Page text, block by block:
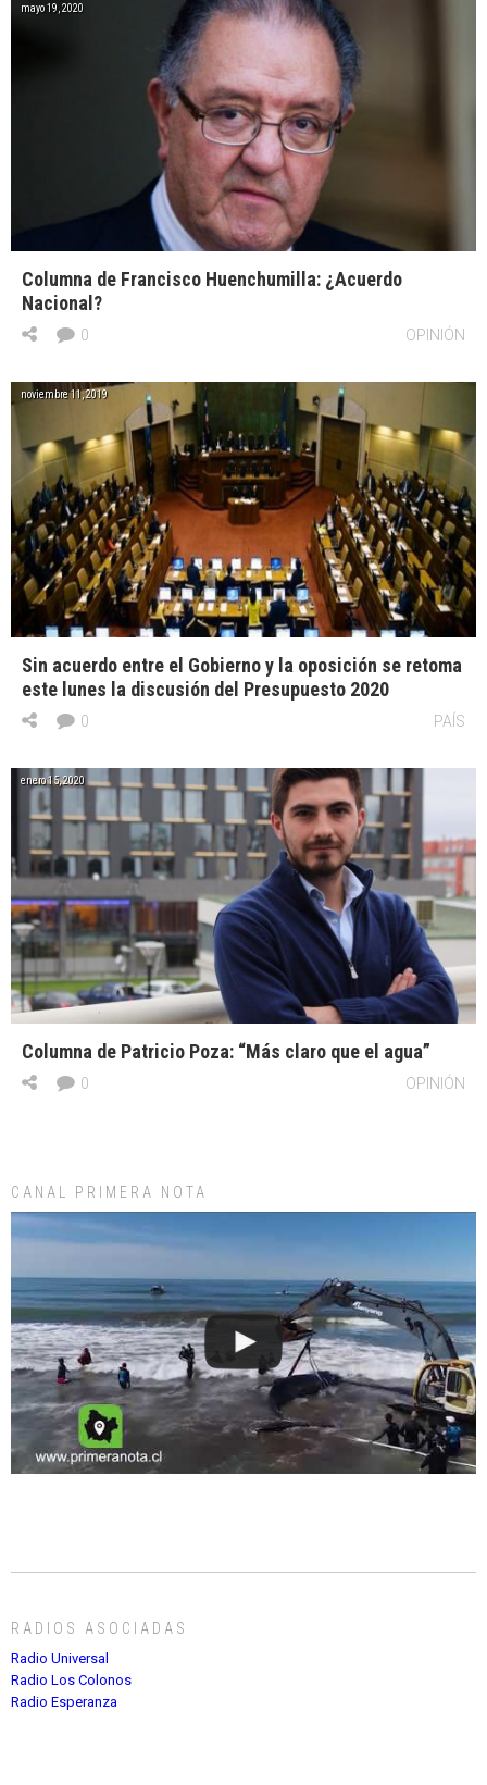
mayo 19, 2020
Columna de Francisco Huenchumilla: ¿Acuerdo
Nacional?
OPINIÓN
0
noviembre 11, 2019
Sin acuerdo entre el Gobierno y la oposición se retoma
este lunes la discusión del Presupuesto 2020
PAÍS
0
enero 15, 2020
Columna de Patricio Poza: “Más claro que el agua”
OPINIÓN
0
CANAL PRIMERA NOTA
RADIOS ASOCIADAS
Radio Universal
Radio Los Colonos
Radio Esperanza